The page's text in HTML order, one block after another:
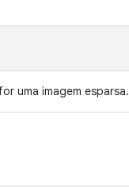
uma imagem esparsa.